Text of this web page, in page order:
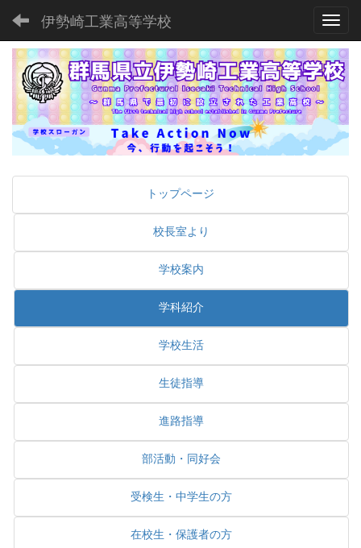
伊勢崎工業高等学校
トップページ
校長室より
学校案内
学科紹介
学校生活
生徒指導
進路指導
部活動・同好会
受検生・中学生の方
在校生・保護者の方